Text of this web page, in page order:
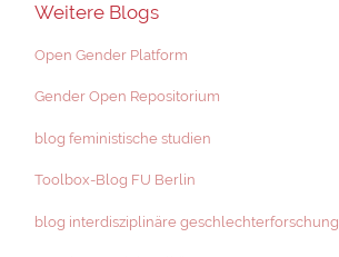
Weitere Blogs
Open Gender Platform
Gender Open Repositorium
blog feministische studien
Toolbox-Blog FU Berlin
blog interdisziplinäre geschlechterforschung